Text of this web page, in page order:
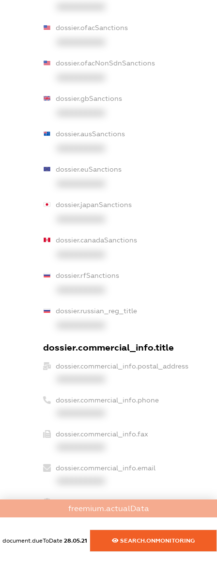
dossier.ofacSanctions
dossier.ofacNonSdnSanctions
dossier.gbSanctions
dossier.ausSanctions
dossier.euSanctions
dossier.japanSanctions
dossier.canadaSanctions
dossier.rfSanctions
dossier.russian_reg_title
dossier.commercial_info.title
dossier.commercial_info.postal_address
dossier.commercial_info.phone
dossier.commercial_info.fax
dossier.commercial_info.email
dossier.commercial_info.website
freemium.actualData
document.dueToDate 28.05.21 SEARCH.ONMONITORING